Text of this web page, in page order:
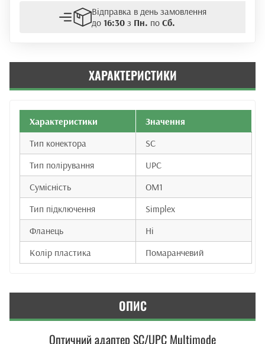
Відправка в день замовлення
до 16:30з Пн. по Сб.
ХАРАКТЕРИСТИКИ
Характеристики
Значення
Тип конектора
SC
Тип полірування
UPC
Сумісність
OM1
Тип підключення
Simplex
Фланець
Ні
Колір пластика
Помаранчевий
ОПИС
Оптичний адаптер SC/UPC Multimode